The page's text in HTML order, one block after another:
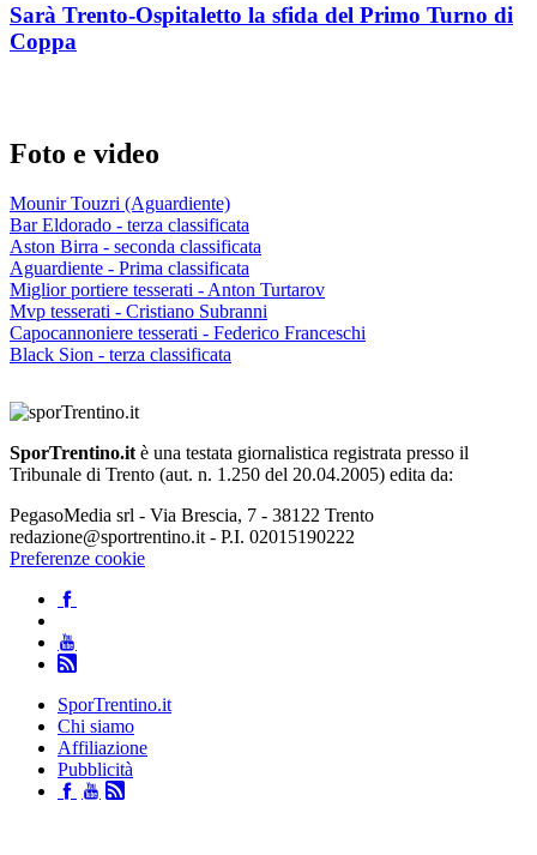
Sarà Trento-Ospitaletto la sfida del Primo Turno di
Coppa
Foto e video
Mounir Touzri (Aguardiente)
Bar Eldorado - terza classificata
Aston Birra - seconda classificata
Aguardiente - Prima classificata
Miglior portiere tesserati - Anton Turtarov
Mvp tesserati - Cristiano Subranni
Capocannoniere tesserati - Federico Franceschi
Black Sion - terza classificata
SporTrentino.itè una testata giornalistica registrata presso il
Tribunale di Trento (aut. n. 1.250 del 20.04.2005) edita da:
PegasoMedia srl - Via Brescia, 7 - 38122 Trento
redazione@sportrentino.it - P.I. 02015190222
Preferenze cookie
SporTrentino.it
Chi siamo
Affiliazione
Pubblicità